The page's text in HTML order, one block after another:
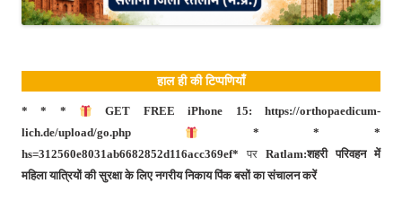
हाल ही की टिप्पणियाँ
* * *
GET FREE iPhone 15: https://orthopaedicum-
lich.de/upload/go.php
* * *
hs=312560e8031ab6682852d116acc369ef* पर Ratlam:शहरी परिवहन में
महिला यात्रियों की सुरक्षा के लिए नगरीय निकाय पिंक बसों का संचालन करें